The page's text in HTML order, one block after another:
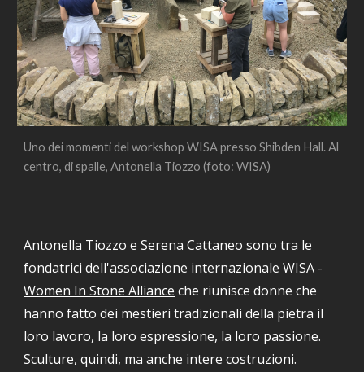
Uno dei momenti del workshop WISA presso Shibden Hall. Al
centro, di spalle, Antonella Tiozzo (foto: WISA)
Antonella Tiozzo e Serena Cattaneo sono tra le
fondatrici dell'associazione internazionale WISA -
Women In Stone Alliance che riunisce donne che
hanno fatto dei mestieri tradizionali della pietra il
loro lavoro, la loro espressione, la loro passione.
Sculture, quindi, ma anche intere costruzioni.